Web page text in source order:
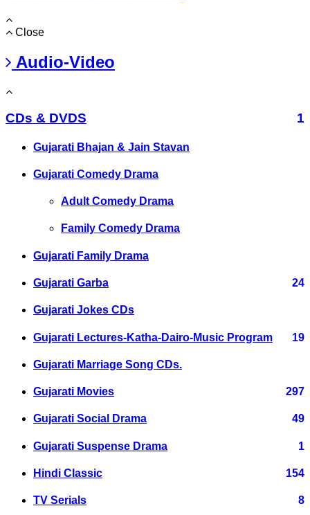
Close
Audio-Video
CDs & DVDS 1
Gujarati Bhajan & Jain Stavan
Gujarati Comedy Drama
Adult Comedy Drama
Family Comedy Drama
Gujarati Family Drama
Gujarati Garba 24
Gujarati Jokes CDs
Gujarati Lectures-Katha-Dairo-Music Program 19
Gujarati Marriage Song CDs.
Gujarati Movies 297
Gujarati Social Drama 49
Gujarati Suspense Drama 1
Hindi Classic 154
TV Serials 8